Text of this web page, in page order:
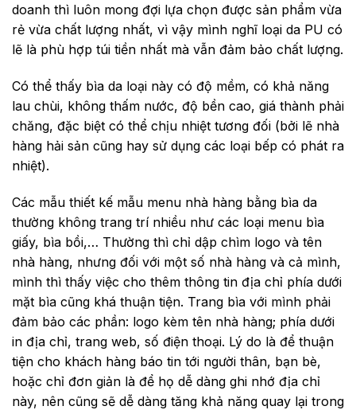
doanh thì luôn mong đợi lựa chọn được sản phẩm vừa
rẻ vừa chất lượng nhất, vì vậy mình nghĩ loại da PU có
lẽ là phù hợp túi tiền nhất mà vẫn đảm bảo chất lượng.
Có thể thấy bìa da loại này có độ mềm, có khả năng
lau chùi, không thấm nước, độ bền cao, giá thành phải
chăng, đặc biệt có thể chịu nhiệt tương đối (bởi lẽ nhà
hàng hải sản cũng hay sử dụng các loại bếp có phát ra
nhiệt).
Các mẫu thiết kế mẫu menu nhà hàng bằng bìa da
thường không trang trí nhiều như các loại menu bìa
giấy, bìa bồi,… Thường thì chỉ dập chìm logo và tên
nhà hàng, nhưng đối với một số nhà hàng và cả mình,
mình thì thấy việc cho thêm thông tin địa chỉ phía dưới
mặt bìa cũng khá thuận tiện. Trang bìa với mình phải
đảm bảo các phần: logo kèm tên nhà hàng; phía dưới
in địa chỉ, trang web, số điện thoại. Lý do là để thuận
tiện cho khách hàng báo tin tới người thân, bạn bè,
hoặc chỉ đơn giản là để họ dễ dàng ghi nhớ địa chỉ
này, nên cũng sẽ dễ dàng tăng khả năng quay lại trong